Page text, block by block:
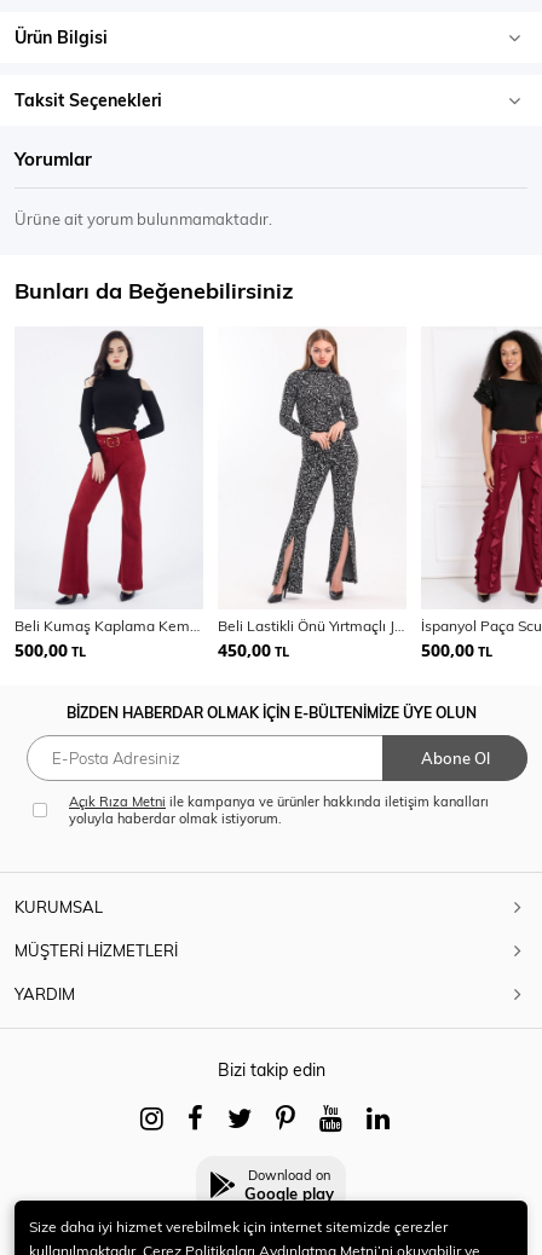
Ürün Bilgisi
Taksit Seçenekleri
Yorumlar
Ürüne ait yorum bulunmamaktadır.
Bunları da Beğenebilirsiniz
Beli Kumaş Kaplama Kemerli İspanyol Paça Süet | Pnt32574
500,00 TL
Beli Lastikli Önü Yırtmaçlı Jakarlı Pantolon
450,00 TL 500,00 TL
BİZDEN HABERDAR OLMAK İÇİN E-BÜLTENİMİZE ÜYE OLUN
Abone Ol
Açık Rıza Metni ile kampanya ve ürünler hakkında iletişim kanalları
yoluyla haberdar olmak istiyorum.
KURUMSAL
MÜŞTERİ HİZMETLERİ
YARDIM
Bizi takip edin
Download on
Google play
Size daha iyi hizmet verebilmek için internet sitemizde çerezler
kullanılmaktadır. Çerez Politikaları Aydınlatma Metni’ni okuyabilir ve